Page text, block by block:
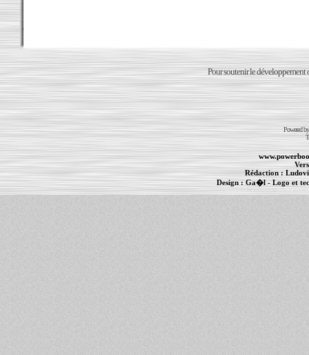
Pour soutenir le développement
Powered
Rédaction :
Design :Ga�l- Logo et
Informations :